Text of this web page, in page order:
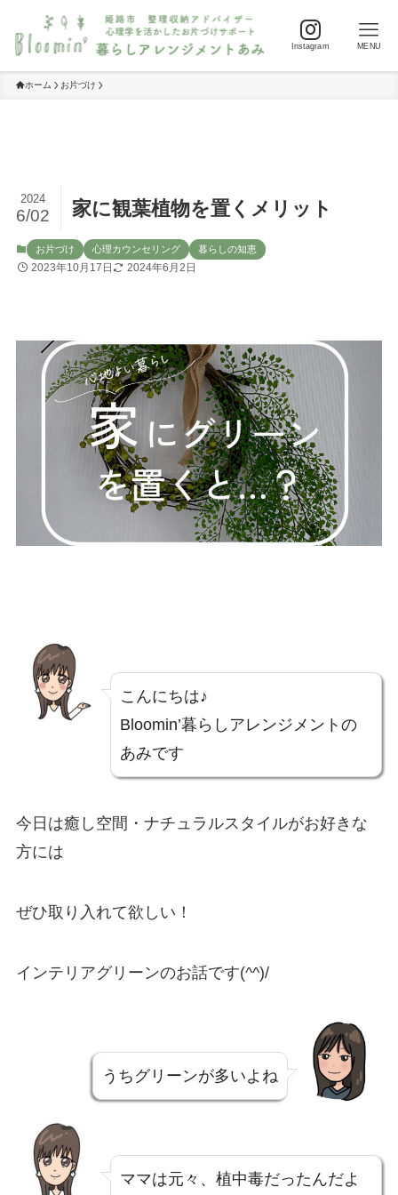
Instagram MENU
ホーム お片づけ
家に観葉植物を置くメリット
2024
6/02
お片づけ 心理カウンセリング 暮らしの知恵
2023年10月17日 2024年6月2日
こんにちは♪
Bloomin’暮らしアレンジメントの
あみです
今日は癒し空間・ナチュラルスタイルがお好きな
方には
ぜひ取り入れて欲しい！
インテリアグリーンのお話です(^^)/
うちグリーンが多いよね
ママは元々、植中毒だったんだよ